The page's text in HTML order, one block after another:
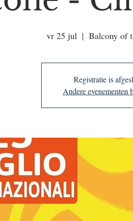
vr 25 jul
  |
Balcony of
Registratie is
Andere evenementen